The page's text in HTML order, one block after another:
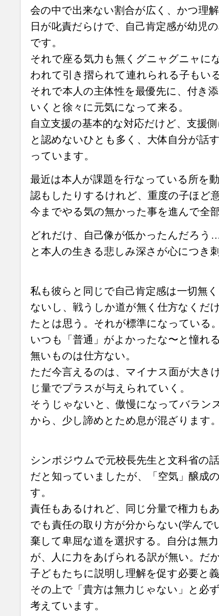
会の中で出来ない割合が広く、かつ理
日が叱責だらけで、自己肯定感が幼児
です。
それで座る気力も無くグニャグニャに
われて引き摺られて連れられる子もい
それで本人の主体性を最優先に、付き
いくと徐々に元気になって来る。
自立支援の基本的な対応だけど、支援
と認めないひとも多く、大体自分が話
っています。
最近は本人が課題を行なっている所を
認もしたりするけれど、重度の子ほど
今までやる気の無かった事を進んで全
どれだけ、自己像が低かったんだろう
と本人の生きる悲しみ深さが心につき
私も彼らと同じで自己肯定感は一切無
ないし、戦うしか道が無く仕方なくだ
たとは思う。それが標準になっている
いつも「普通」がよかったな〜と憧れ
無いものは仕方ない。
ただ今言えるのは、マイナス面が大き
じ量でプラスが与えられていく。
そうじゃないと、傲慢になってバラン
から、少し諦めとため息が混ざります
シンポジウムで元校長先生と文科省の
だと知っていましたが、「空気」醸成
す。
責任もあるけれど、同じ分量で権力も
でも責任の取り方が分からない(学んで
棄して卑屈な道を選択する。自分は無
が、人に力をあげられる訳が無い。だ
子どもたちに説明し理解を促す必要と
その上で「貴方は無力じゃない」と必
考えています。